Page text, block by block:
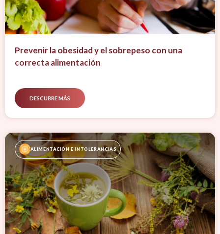
Prevenir la obesidad y el sobrepeso con una
correcta alimentación
DESCUBRE MÁS
ALIMENTACIÓN E INTOLERANCIAS